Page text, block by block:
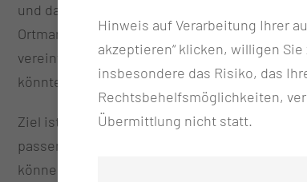
und das medizinische Radarsystem unter
Ortmann, Leiter der Thiem-Research, der
vereinfachen und so die medizinische
könnte so auch eine Überwachung von
Ziel ist es, dass alle elektronischen Bauteile
passen, damit es flexibel an verschiedenen
können wir nicht nur winzige aber
Hinweis auf Verarbeitung Ihrer
akzeptieren“ klicken, willigen Sie
insbesondere das Risiko, das
Rechtsbehelfsmöglichkeiten,
Übermittlung nicht statt.